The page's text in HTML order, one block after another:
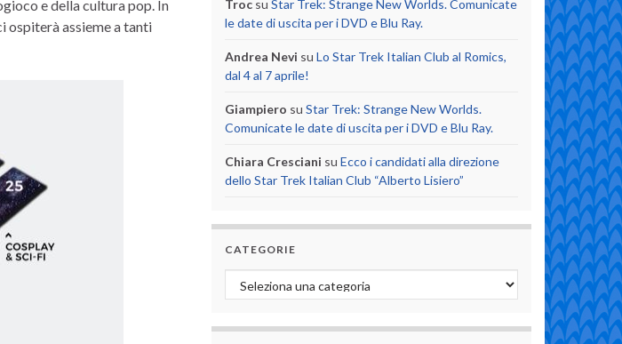
e della cultura pop. In
ospiterà assieme a tanti
Troc su Star Trek: Strange New Worlds. Comunicate
le date di uscita per i DVD e Blu Ray.
Andrea Nevi su Lo Star Trek Italian Club al Romics,
dal 4 al 7 aprile!
Giampiero su Star Trek: Strange New Worlds.
Comunicate le date di uscita per i DVD e Blu Ray.
Chiara Cresciani su Ecco i candidati alla direzione
dello Star Trek Italian Club “Alberto Lisiero”
CATEGORIE
Categorie